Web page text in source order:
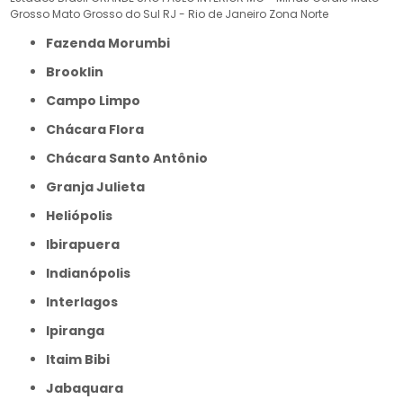
Grosso Mato Grosso do Sul RJ - Rio de Janeiro Zona Norte
Fazenda Morumbi
Brooklin
Campo Limpo
Chácara Flora
Chácara Santo Antônio
Granja Julieta
Heliópolis
Ibirapuera
Indianópolis
Interlagos
Ipiranga
Itaim Bibi
Jabaquara